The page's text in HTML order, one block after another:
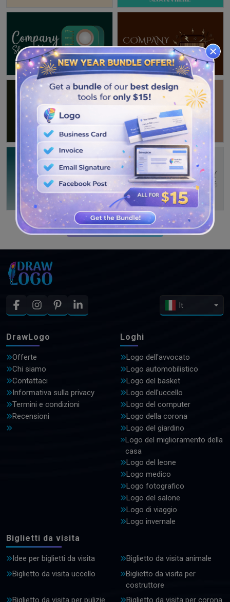
GUARDA PIÙ DISEGNI
It
DrawLogo
Offerte
Chi siamo
Contattaci
Informativa sulla privacy
Termini e condizioni
Recensioni
Loghi
Logo dell'avvocato
Logo automobilistico
Logo del basket
Logo dell'uccello
Logo del computer
Logo della corona
Logo del giardino
Logo del miglioramento della
casa
Logo del leone
Logo medico
Logo fotografico
Logo del salone
Logo di viaggio
Logo invernale
Biglietti da visita
Idee per biglietti da visita
Biglietto da visita animale
Biglietto da visita uccello
Biglietto da visita per
costruttore
Biglietto da visita per pulizie
Biglietto da visita per corona